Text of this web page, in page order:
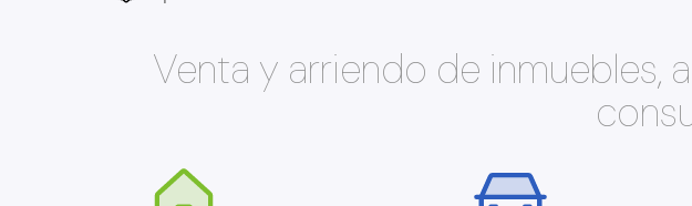
Venta y arriendo de inmuebles,